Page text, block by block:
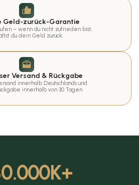
Geld-zurück-Garantie
– wenn du nicht zufrieden bist,
du dein Geld zurück.
Versand & Rückgabe
innerhalb Deutschlands und
innerhalb von 30 Tagen.
K+